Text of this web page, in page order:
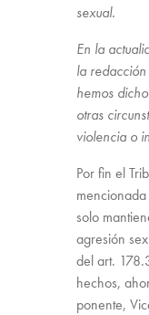
sexual.
En la
la
hemos
otras
violencia o
Por fin el
solo
agresión
del art.
hechos,
ponente,